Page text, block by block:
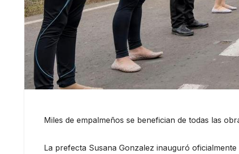
Miles de empalmeños se benefician de todas las
La prefecta Susana Gonzalez inauguró